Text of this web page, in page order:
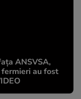
ANSVSA,
au fost